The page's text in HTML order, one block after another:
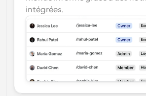
intégrées.